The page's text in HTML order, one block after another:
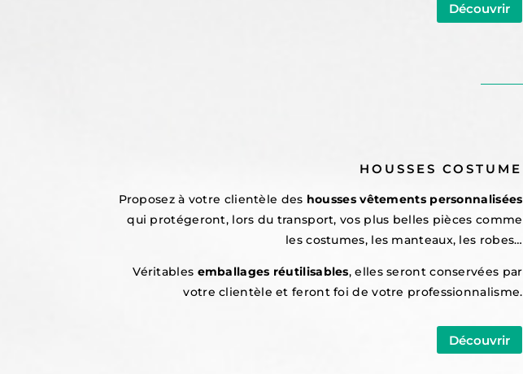
Découvrir
HOUSSES COSTUME
Proposez à votre clientèle des housses vêtements personnalisées
qui protégeront, lors du transport, vos plus belles pièces comme
les costumes, les manteaux, les robes…
Véritables emballages réutilisables, elles seront conservées par
votre clientèle et feront foi de votre professionnalisme.
Découvrir